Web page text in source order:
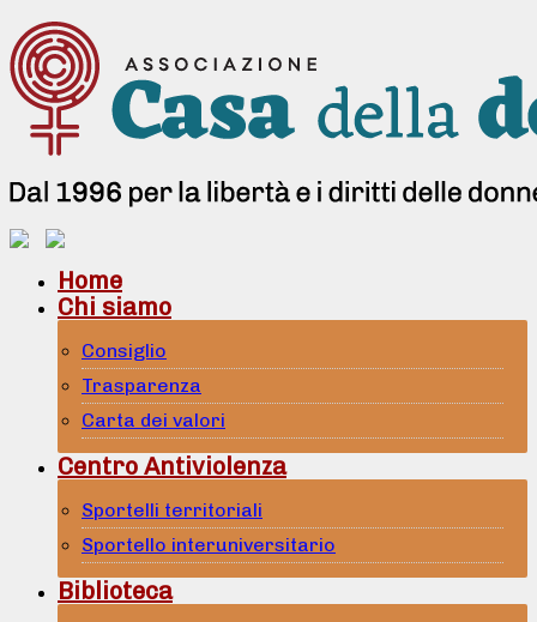
Home
Chi siamo
Consiglio
Trasparenza
Carta dei valori
Centro Antiviolenza
Sportelli territoriali
Sportello interuniversitario
Biblioteca